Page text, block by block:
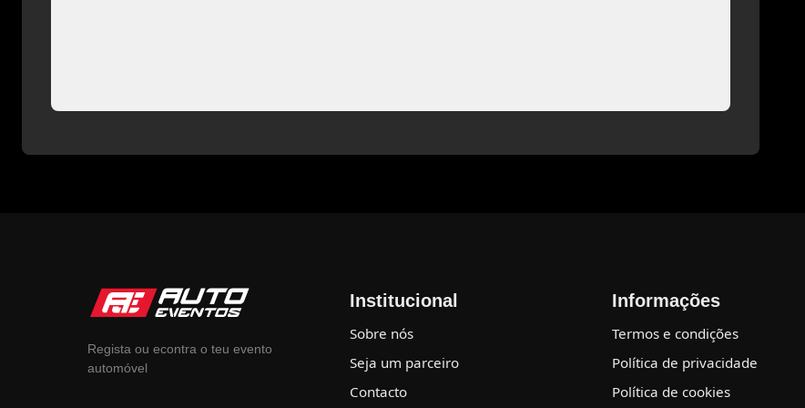
Regista ou econtra o teu evento
automóvel
Institucional
Sobre nós
Seja um parceiro
Contacto
Informações
Termos e condições
Política de privacidade
Política de cookies